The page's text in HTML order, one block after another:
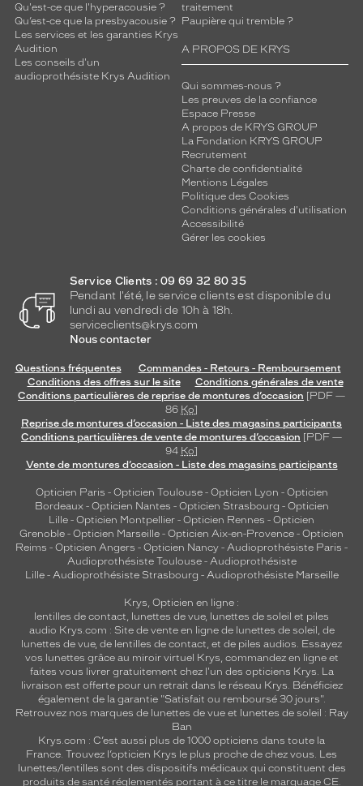
Qu'est-ce que l'hyperacousie ?
Qu’est-ce que la presbyacousie ?
Les services et les garanties Krys
Audition
Les conseils d'un
audioprothésiste Krys Audition
traitement
Paupière qui tremble ?
A PROPOS DE KRYS
Qui sommes-nous ?
Les preuves de la confiance
Espace Presse
A propos de KRYS GROUP
La Fondation KRYS GROUP
Recrutement
Charte de confidentialité
Mentions Légales
Politique des Cookies
Conditions générales d'utilisation
Accessibilité
Gérer les cookies
Service Clients : 09 69 32 80 35
Pendant l'été, le service clients est disponible du
lundi au vendredi de 10h à 18h.
serviceclients@krys.com
Nous contacter
Questions fréquentes
Commandes - Retours - Remboursement
Conditions des offres sur le site
Conditions générales de vente
Conditions particulières de reprise de montures d’occasion [PDF —
86 Ko]
Reprise de montures d’occasion - Liste des magasins participants
Conditions particulières de vente de montures d’occasion [PDF —
94 Ko]
Vente de montures d’occasion - Liste des magasins participants
Opticien Paris - Opticien Toulouse- Opticien Lyon - Opticien
Bordeaux- Opticien Nantes - Opticien Strasbourg - Opticien
Lille - Opticien Montpellier - Opticien Rennes - Opticien
Grenoble - Opticien Marseille - Opticien Aix-en-Provence - Opticien
Reims - Opticien Angers - Opticien Nancy - Audioprothésiste Paris -
Audioprothésiste Toulouse- Audioprothésiste
Lille- Audioprothésiste Strasbourg - Audioprothésiste Marseille
Krys, Opticien en ligne :
lentilles de contact, lunettes de vue, lunettes de soleil et piles
audio Krys.com : Site de vente en ligne de lunettes de soleil, de
lunettes de vue, de lentilles de contact, et de piles audios. Essayez
vos lunettes grâce au miroir virtuel Krys, commandez en ligne et
faites vous livrer gratuitement chez l'un des opticiens Krys. La
livraison est offerte pour un retrait dans le réseau Krys. Bénéficiez
également de la garantie "Satisfait ou remboursé 30 jours".
Retrouvez nos marques de lunettes de vue et lunettes de soleil : Ray
Ban
Krys.com : C’est aussi plus de 1000 opticiens dans toute la
France. Trouvez l’opticien Krys le plus proche de chez vous. Les
lunettes/lentilles sont des dispositifs médicaux qui constituent des
produits de santé réglementés portant à ce titre le marquage CE.